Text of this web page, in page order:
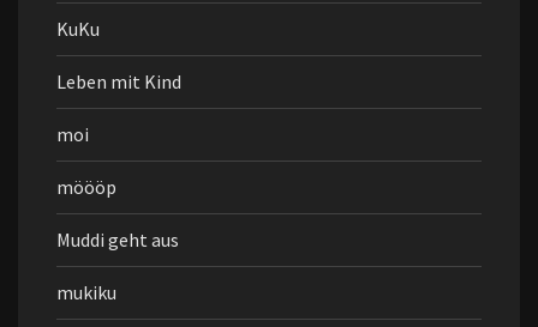
KuKu
Leben mit Kind
moi
möööp
Muddi geht aus
mukiku